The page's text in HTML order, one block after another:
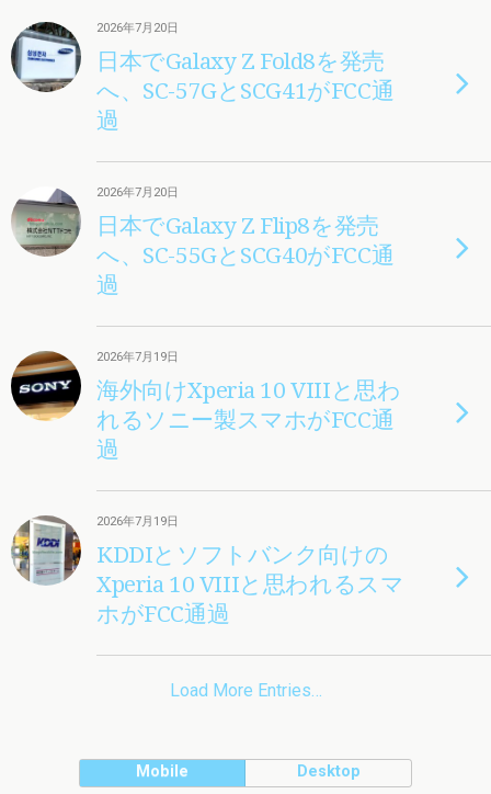
2026年7月20日
日本でGalaxy Z Fold8を発売
へ、SC-57GとSCG41がFCC通
過
2026年7月20日
日本でGalaxy Z Flip8を発売
へ、SC-55GとSCG40がFCC通
過
2026年7月19日
海外向けXperia 10 VIIIと思わ
れるソニー製スマホがFCC通
過
2026年7月19日
KDDIとソフトバンク向けの
Xperia 10 VIIIと思われるスマ
ホがFCC通過
Load More Entries…
Mobile Desktop